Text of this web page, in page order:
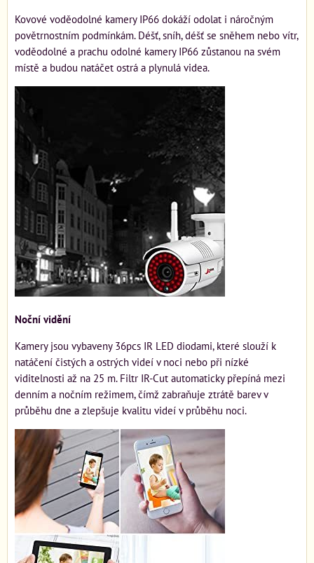
Kovové voděodolné kamery IP66 dokáží odolat i náročným
povětrnostním podmínkám. Déšť, sníh, déšť se sněhem nebo vítr,
voděodolné a prachu odolné kamery IP66 zůstanou na svém
místě a budou natáčet ostrá a plynulá videa.
Noční vidění
Kamery jsou vybaveny 36pcs IR LED diodami, které slouží k
natáčení čistých a ostrých videí v noci nebo při nízké
viditelnosti až na 25 m. Filtr IR-Cut automaticky přepíná mezi
denním a nočním režimem, čímž zabraňuje ztrátě barev v
průběhu dne a zlepšuje kvalitu videí v průběhu noci.